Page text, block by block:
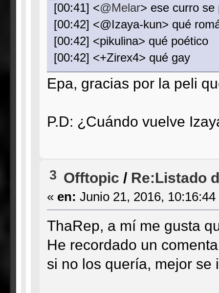
[00:41] <@Melar> ese curro se
[00:42] <@Izaya-kun> qué
[00:42] <pikulina> qué poético
[00:42] <+Zirex4> qué gay
Epa, gracias por la peli
P.D: ¿Cuándo vuelve
3 Offtopic / Re:Listado
« en: Junio 21, 2016, 10:16:44
ThaRep, a mí me gusta
He recordado un
si no los quería, mejor se